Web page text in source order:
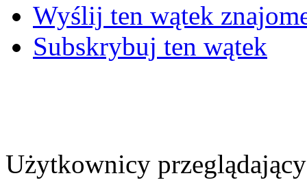
Wyślij ten wątek
Subskrybuj ten wątek
Użytkownicy